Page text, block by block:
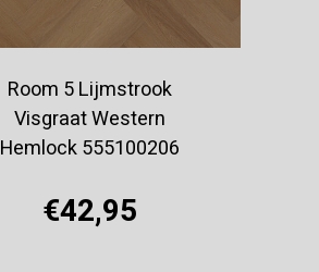
Room 5 Lijmstrook
Visgraat Western
Hemlock 555100206
€42,95